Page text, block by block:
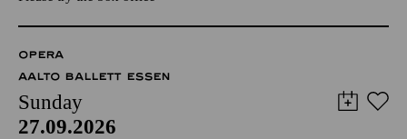
OPERA
AALTO BALLETT ESSEN
Sunday
27.09.2026